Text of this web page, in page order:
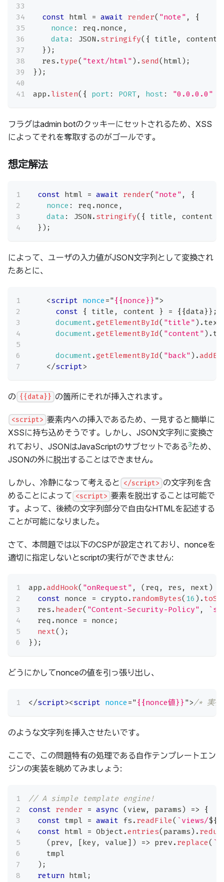
const html = await render( "note" ,
{
nonce : req . nonce ,
data : JSON . stringify( { title , content
} ) ;
  res
. type( "text/html" ) . send( html) ;
} ) ;
app . listen( { port : PORT, host : "0.0.0.0"
フラグはadmin botのクッキーにセットされるため、XSS
によってそれを奪取するのがゴールです。
想定解法
const html = await render( "note" ,
{
nonce : req . nonce ,
data : JSON . stringify( { title , content
} ) ;
によって、ユーザの入力値がJSON文字列として変換され
たあとに、
<script nonce =" {{nonce}} ">
const
{ title , content } = { {data} } ;
document .getElementById( "title" ) .
document .getElementById( "content" ) .
document .getElementById( "back" ) .
</script>
の {{data}} の箇所にそれが挿入されます。
<script> 要素内への挿入であるため、一見すると簡単に
XSSに持ち込めそうです。しかし、JSON文字列に変換さ
れており、JSONはJavaScriptのサブセットである3ため、
JSONの外に脱出することはできません。
しかし、冷静になって考えると </script> の文字列を含
めることによって <script> 要素を脱出することは可能で
す。よって、後続の文字列部分で自由なHTMLを記述する
ことが可能になりました。
さて、本問題では以下のCSPが設定されており、nonceを
適切に指定しないとscriptの実行ができません:
app .addHook( "onRequest" , ( req , res , next)
const nonce = crypto . randomBytes( 16 ) .
  res
. header( "Content-Security-Policy" , `
  req
. nonce = nonce ;
next( ) ;
} ) ;
どうにかしてnonceの値を引っ張り出し、
</script><script nonce =" {{nonce値}} ">/* 実
のような文字列を挿入させたいです。
ここで、この問題特有の処理である自作テンプレートエン
ジンの実装を眺めてみましょう:
// A simple template engine!
const
render = async ( view, params) =>
{
const tmpl = await fs . readFile( ` views/${
const html = Object .entries( params) .
( prev , [key , value ] ) => prev . replace( `
    tmpl
) ;
return html ;